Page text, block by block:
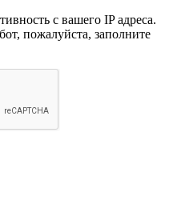
с вашего IP адреса.
пожалуйста, заполните